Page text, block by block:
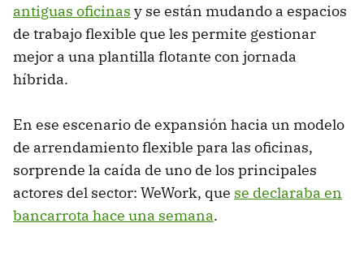
antiguas oficinas y se están mudando a espacios
de trabajo flexible que les permite gestionar
mejor a una plantilla flotante con jornada
híbrida.
En ese escenario de expansión hacia un modelo
de arrendamiento flexible para las oficinas,
sorprende la caída de uno de los principales
actores del sector: WeWork, que se declaraba en
bancarrota hace una semana.